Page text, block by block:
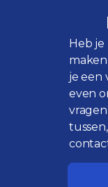
Heb
je een
even
vragen